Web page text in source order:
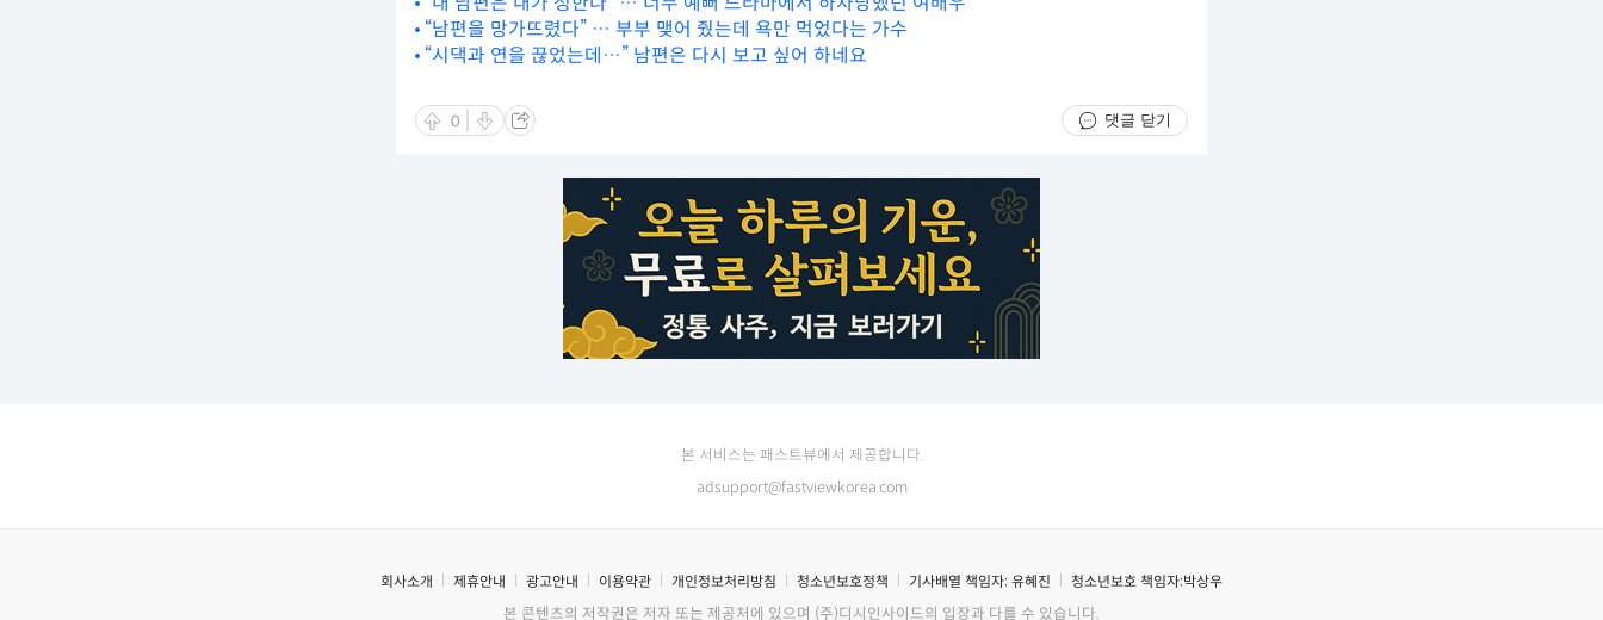
“남편을 망가뜨렸다” … 부부 맺어 줬는데 욕만 먹었다는 가수
“시댁과 연을 끊었는데…” 남편은 다시 보고 싶어 하네요
0 댓글 닫기
본 서비스는 패스트뷰에서 제공합니다.
adsupport@fastviewkorea.com
회사소개 제휴안내 광고안내 이용약관 개인정보처리방침 청소년보호정책 기사배열 책임자: 유혜진 청소년보호 책임자:박상우
본 콘텐츠의 저작권은 저자 또는 제공처에 있으며 (주)디시인사이드의 입장과 다를 수 있습니다.